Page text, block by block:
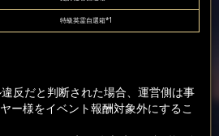
特級英霊自選箱*1
反だと判断された場合、運営側は事
ー様をイベント報酬対象外にするこ